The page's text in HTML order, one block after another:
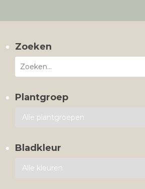
Zoeken
Plantgroep
Bladkleur